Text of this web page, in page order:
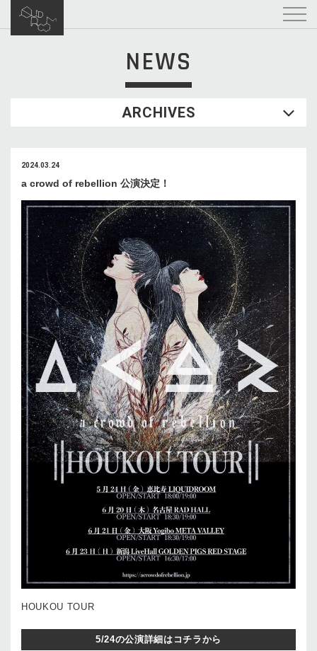
NEWS
ARCHIVES
2024.03.24
a crowd of rebellion 公演決定！
HOUKOU TOUR
5/24の公演詳細はコチラから